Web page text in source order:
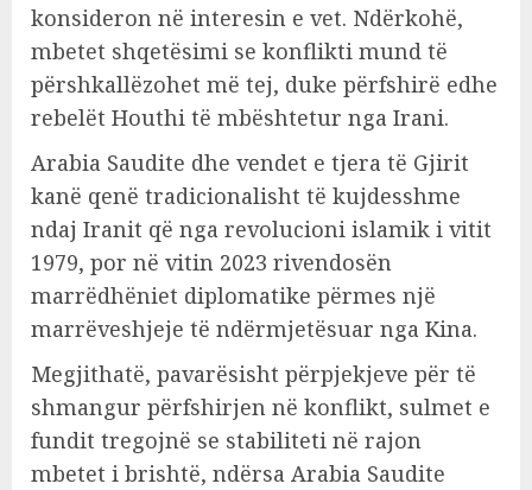
konsideron në interesin e vet. Ndërkohë,
mbetet shqetësimi se konflikti mund të
përshkallëzohet më tej, duke përfshirë edhe
rebelët Houthi të mbështetur nga Irani.
Arabia Saudite dhe vendet e tjera të Gjirit
kanë qenë tradicionalisht të kujdesshme
ndaj Iranit që nga revolucioni islamik i vitit
1979, por në vitin 2023 rivendosën
marrëdhëniet diplomatike përmes një
marrëveshjeje të ndërmjetësuar nga Kina.
Megjithatë, pavarësisht përpjekjeve për të
shmangur përfshirjen në konflikt, sulmet e
fundit tregojnë se stabiliteti në rajon
mbetet i brishtë, ndërsa Arabia Saudite